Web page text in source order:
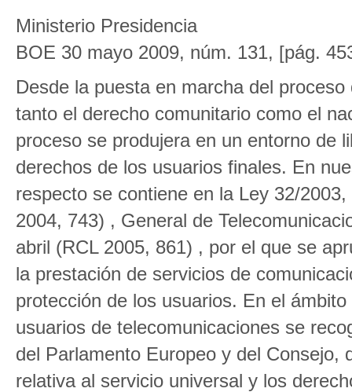
Ministerio Presidencia
BOE 30 mayo 2009, núm. 131, [pág.
Desde la puesta en marcha del
tanto el derecho comunitario como el
proceso se produjera en un entorno de
derechos de los usuarios finales. En
respecto se contiene en la Ley 32/
2004, 743) , General de
abril (RCL 2005, 861) , por el que se
la prestación de servicios de
protección de los usuarios. En el
usuarios de telecomunicaciones se
del Parlamento Europeo y del
relativa al servicio universal y los